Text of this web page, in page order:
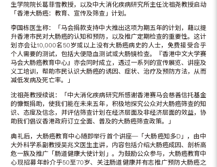
生学院院长葛菲雪教授，以及中大消化疾病研究所主任沈祖尧教授启动
「香港大肠癌：教育、宣传及筛查」计划。
李国栋医生称：「马会捐款支持中大推出这项为期五年的计划，藉以提
升香港市民对大肠癌的认知和预防，以及推广定期检查的重要性。这计
划亦会让10,000名50岁或以上没有大肠癌病史的人士，免费接受合乎
个人需要的测试，包括大便隐血测试或大肠镜检查。『香港中文大学赛
马会大肠癌教育中心』亦会同时成立，透过一系列的宣传展览、讲座及
义工培训，帮助市民认识大肠癌的诱因、症状、治疗及预防方法，从而
减低发病及死亡率。」
沈祖尧教授续说：「中大消化疾病研究所感谢香港赛马会慈善信托基金
的慷慨捐助，使我们能在未来五年，积极地探究公众对大肠癌筛查的知
识、态度及信念，并评估筛查计划在经济层面及非经济层面的效益，协
助我们倡议香港政府订立全面、普及的大肠癌筛查政策。」
典礼后，大肠癌教育中心随即举行首个讲座─「大肠癌知多D」，由中
大外科学系副教授吴兆文医生主讲，内容包括介绍大肠癌成因、剖析高
危一族及推广「肠道健康大使计划」。为鼓励公众参与，大肠癌教育中
心现招募年龄介乎50至70岁、关注肠道健康并有志推广预防大肠癌之